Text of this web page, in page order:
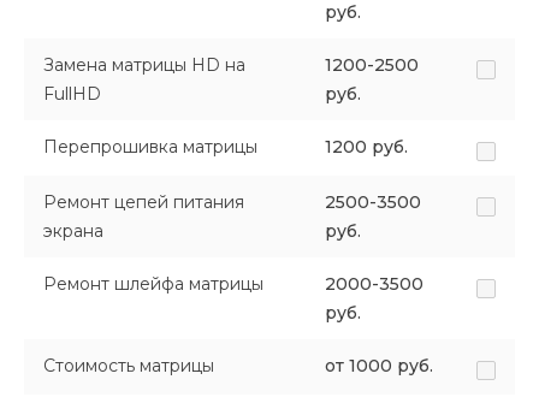
руб.
Замена матрицы HD на
FullHD
1200-2500
руб.
Перепрошивка матрицы 1200 руб.
Ремонт цепей питания
экрана
2500-3500
руб.
Ремонт шлейфа матрицы
2000-3500
руб.
Стоимость матрицы от 1000 руб.